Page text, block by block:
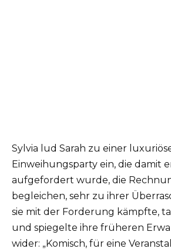
Sylvia lud Sarah zu einer
Einweihungsparty ein, die damit
aufgefordert wurde, die
begleichen, sehr zu ihrer
sie mit der Forderung kämpfte,
und spiegelte ihre früheren
wider: „Komisch, für eine